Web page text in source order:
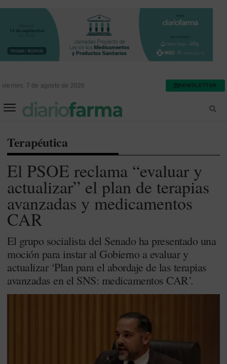
viernes, 7 de agosto de 2026 NEWSLETTER
Terapéutica
El PSOE reclama “evaluar y
actualizar” el plan de terapias
avanzadas y medicamentos
CAR
El grupo socialista del Senado ha presentado una
moción para instar al Gobierno a evaluar y
actualizar ‘Plan para el abordaje de las terapias
avanzadas en el SNS: medicamentos CAR’.